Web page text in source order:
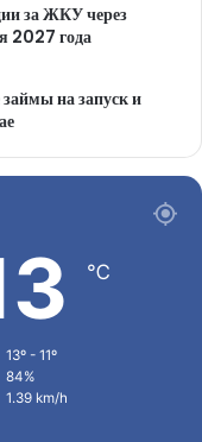
за ЖКУ через
2027 года
на запуск и
℃
13º - 11º
84%
1.39 km/h